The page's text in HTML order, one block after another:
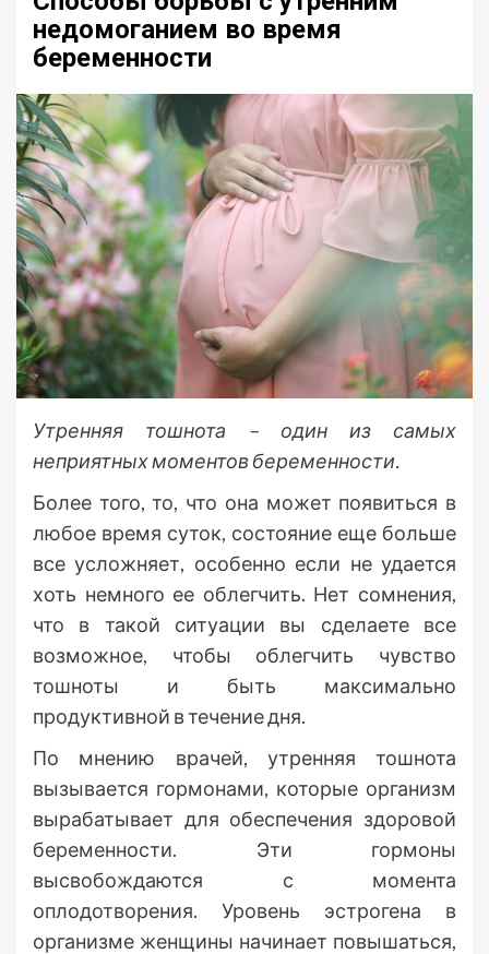
недомоганием во время
беременности
Утренняя тошнота – один из самых
неприятных моментов беременности.
Более того, то, что она может появиться в
любое время суток, состояние еще больше
все усложняет, особенно если не удается
хоть немного ее облегчить. Нет сомнения,
что в такой ситуации вы сделаете все
возможное, чтобы облегчить чувство
тошноты и быть максимально
продуктивной в течение дня.
По мнению врачей, утренняя тошнота
вызывается гормонами, которые организм
вырабатывает для обеспечения здоровой
беременности. Эти гормоны
высвобождаются с момента
оплодотворения. Уровень эстрогена в
организме женщины начинает повышаться,